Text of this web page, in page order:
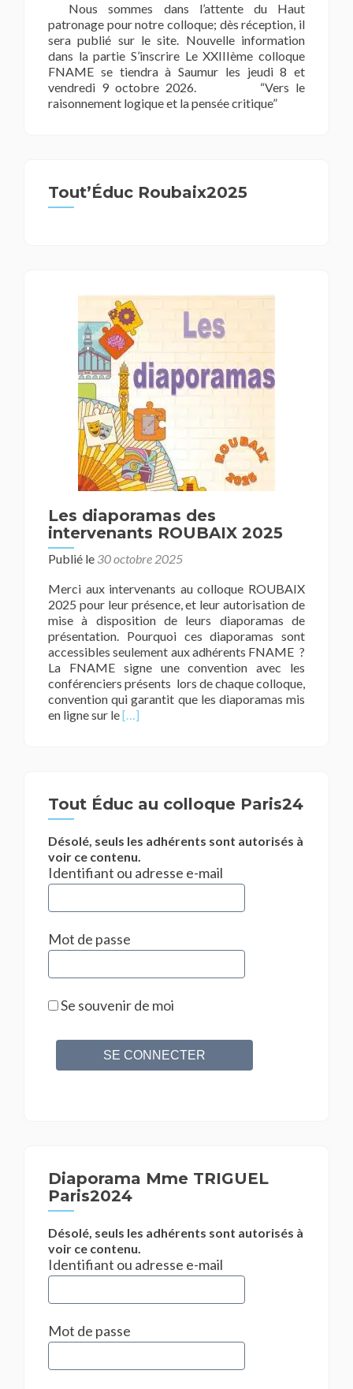
Nous sommes dans l’attente du Haut
patronage pour notre colloque; dès réception, il
sera publié sur le site. Nouvelle information
dans la partie S’inscrire Le XXIIIème colloque
FNAME se tiendra à Saumur les jeudi 8 et
vendredi 9 octobre 2026. “Vers le
raisonnement logique et la pensée critique”
Tout’Éduc Roubaix2025
Les diaporamas des
intervenants ROUBAIX 2025
Publié le 30 octobre 2025
Merci aux intervenants au colloque ROUBAIX
2025 pour leur présence, et leur autorisation de
mise à disposition de leurs diaporamas de
présentation. Pourquoi ces diaporamas sont
accessibles seulement aux adhérents FNAME ?
La FNAME signe une convention avec les
conférenciers présents lors de chaque colloque,
convention qui garantit que les diaporamas mis
en ligne sur leEn
intervenants
2025
[…]
Tout Éduc au colloque Paris24
Désolé, seuls les adhérents sont autorisés à
voir ce contenu.
Identifiant ou adresse e-mail
Mot de passe
Se souvenir de moi
Diaporama Mme TRIGUEL
Paris2024
Désolé, seuls les adhérents sont autorisés à
voir ce contenu.
Identifiant ou adresse e-mail
Mot de passe